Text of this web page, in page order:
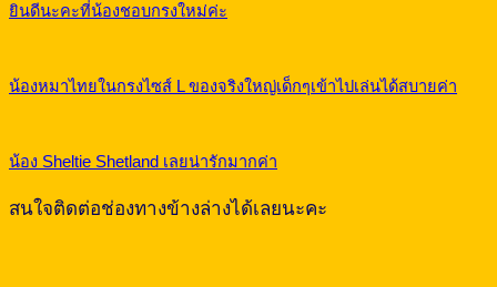
ยินดีนะคะที่น้องชอบกรงใหม่ค่ะ
น้องหมาไทยในกรงไซส์ L ของจริงใหญ่เด็กๆเข้าไปเล่นได้สบายค่า
น้อง Sheltie Shetland เลยน่ารักมากค่า
สนใจติดต่อช่องทางข้างล่างได้เลยนะคะ